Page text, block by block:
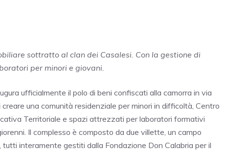
sottratto al clan dei Casalesi. Con la gestione di
per minori e giovani.
ufficialmente il polo di beni confiscati alla camorra in via
creare una comunità residenziale per minori in difficoltà, Centro
Territoriale e spazi attrezzati per laboratori formativi
Il complesso è composto da due villette, un campo
interamente gestiti dalla Fondazione Don Calabria per il